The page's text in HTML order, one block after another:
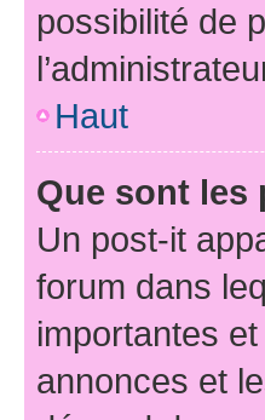
possibilité de
Haut
Que sont les
Un post-it
forum dans
importantes
annonces et